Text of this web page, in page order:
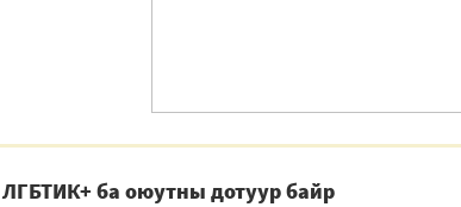
ЛГБТИК+ ба оюутны дотуур байр